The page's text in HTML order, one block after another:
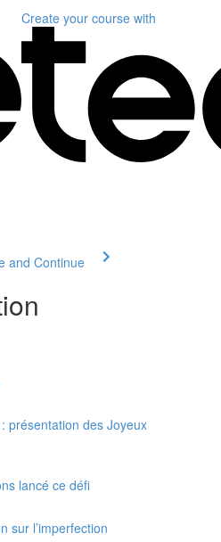
Create your course with
and Continue
présentation des Joyeux
lancé ce défi
sur l’imperfection